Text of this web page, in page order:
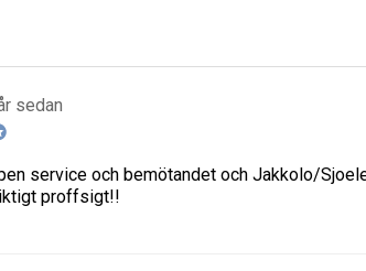
sedan
service och bemötandet och Jakkolo/
proffsigt!!